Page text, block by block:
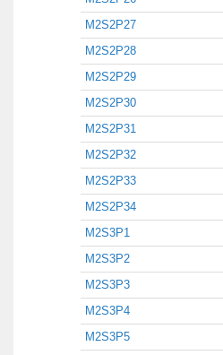
M2S2P27
M2S2P28
M2S2P29
M2S2P30
M2S2P31
M2S2P32
M2S2P33
M2S2P34
M2S3P1
M2S3P2
M2S3P3
M2S3P4
M2S3P5